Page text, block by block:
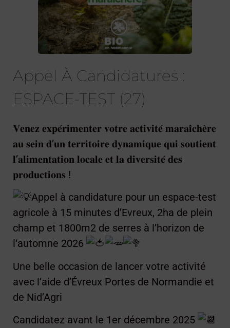
Appel À Candidatures :
ESPACE-TEST (27)
𝐕𝐞𝐧𝐞𝐳 𝐞𝐱𝐩𝐞́𝐫𝐢𝐦𝐞𝐧𝐭𝐞𝐫 𝐯𝐨𝐭𝐫𝐞 𝐚𝐜𝐭𝐢𝐯𝐢𝐭𝐞́ 𝐦𝐚𝐫𝐚𝐢̂𝐜𝐡𝐞̀𝐫𝐞
𝐚𝐮 𝐬𝐞𝐢𝐧 𝐝’𝐮𝐧 𝐭𝐞𝐫𝐫𝐢𝐭𝐨𝐢𝐫𝐞 𝐝𝐲𝐧𝐚𝐦𝐢𝐪𝐮𝐞 𝐪𝐮𝐢 𝐬𝐨𝐮𝐭𝐢𝐞𝐧𝐭
𝐥’𝐚𝐥𝐢𝐦𝐞𝐧𝐭𝐚𝐭𝐢𝐨𝐧 𝐥𝐨𝐜𝐚𝐥𝐞 𝐞𝐭 𝐥𝐚 𝐝𝐢𝐯𝐞𝐫𝐬𝐢𝐭𝐞́ 𝐝𝐞𝐬
𝐩𝐫𝐨𝐝𝐮𝐜𝐭𝐢𝐨𝐧𝐬 !
Appel à candidature pour un espace-test
agricole à 15 minutes d’Evreux, 2ha de plein
champ et 1800m2 de serres à l’horizon de
l‘automne 2026
Une belle occasion de lancer votre activité
avec l’aide d’Évreux Portes de Normandie et
de Nid’Agri
Candidatez avant le 1er décembre 2025